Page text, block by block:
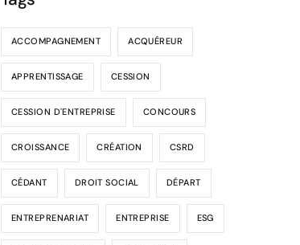
ACCOMPAGNEMENT ACQUÉREUR
APPRENTISSAGE CESSION
CESSION D'ENTREPRISE CONCOURS
CROISSANCE CRÉATION CSRD
CÉDANT DROIT SOCIAL DÉPART
ENTREPRENARIAT ENTREPRISE ESG